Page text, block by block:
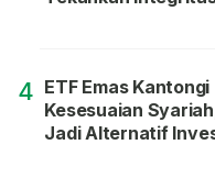
4 ETF Emas Kantongi
Kesesuaian
Jadi Alternatif